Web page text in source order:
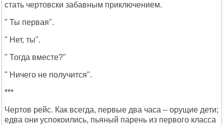
стать чертовски забавным приключением.
" Ты первая".
" Нет, ты".
" Тогда вместе?"
" Ничего не получится".
***
Чертов рейс. Как всегда, первые два часа – орущие дети;
едва они успокоились, пьяный парень из первого класса